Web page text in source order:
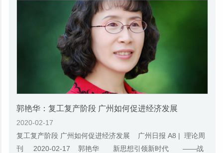
​郭艳华：复工复产阶段 广州如何促进经济发展
2020-02-17
复工复产阶段 广州如何促进经济发展 广州日报 A8 | 理论周
刊 2020-02-17 郭艳华 新思想引领新时代 ——战